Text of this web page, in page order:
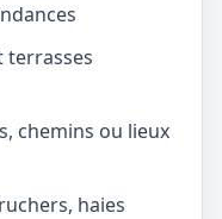
terrasses
chemins ou lieux
haies